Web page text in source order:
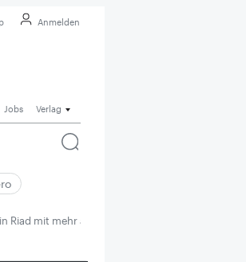
Anmelden
Jobs Verlag
Riad mit mehr als 200 Ausstellern